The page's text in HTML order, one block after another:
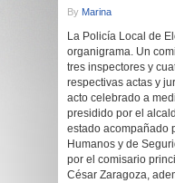
By Marina
La Policía Local de
organigrama. Un
tres inspectores y
respectivas actas y
acto celebrado a
presidido por el
estado acompañado
Humanos y de
por el comisario
César Zaragoza,